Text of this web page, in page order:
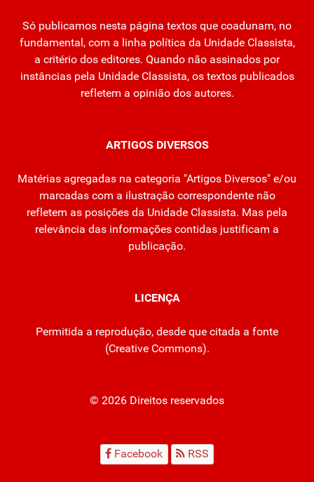
Só publicamos nesta página textos que coadunam, no
fundamental, com a linha política da Unidade Classista,
a critério dos editores. Quando não assinados por
instâncias pela Unidade Classista, os textos publicados
refletem a opinião dos autores.
ARTIGOS DIVERSOS
Matérias agregadas na categoria "Artigos Diversos" e/ou
marcadas com a ilustração correspondente não
refletem as posições da Unidade Classista. Mas pela
relevância das informações contidas justificam a
publicação.
LICENÇA
Permitida a reprodução, desde que citada a fonte
(Creative Commons).
© 2026 Direitos reservados
Facebook RSS